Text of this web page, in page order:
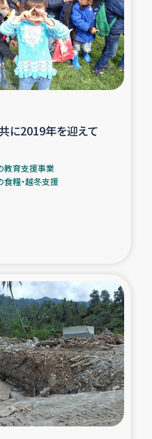
震被災者支援
紅茶農家支援
コーヒー畑改善事業
発被災者支援
に2019年を迎えて
教育支援事業
食糧・越冬支援